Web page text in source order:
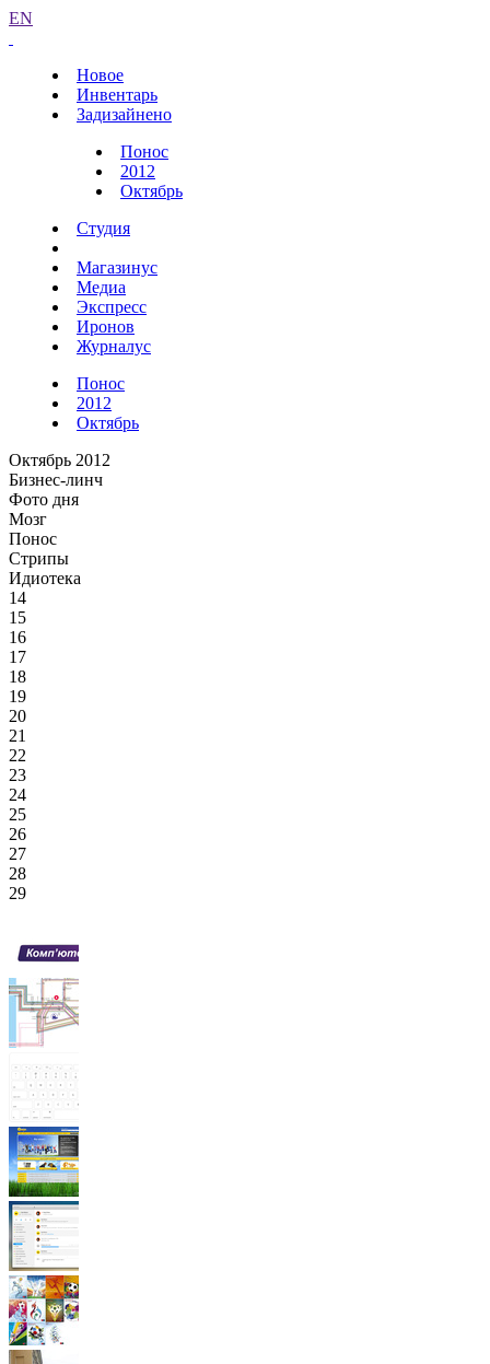
EN
Новое
Инвентарь
Задизайнено
Понос
2012
Октябрь
Студия
Магазинус
Медиа
Экспресс
Иронов
Журналус
Понос
2012
Октябрь
Октябрь 2012
Бизнес-линч
Фото дня
Мозг
Понос
Стрипы
Идиотека
14
15
16
17
18
19
20
21
22
23
24
25
26
27
28
29